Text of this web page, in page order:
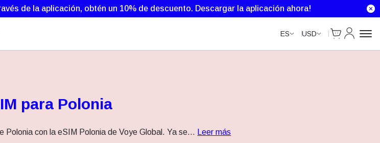
de la aplicación, obtén un 10% de descuento. Descargar la aplicación ahora!
ES USD
Cart
Mi Cuenta
para Polonia
Polonia con la eSIM Polonia de Voye Global. Ya se... Leer más